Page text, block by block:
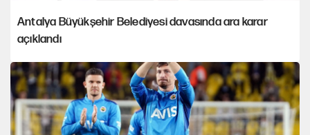
Antalya Büyükşehir Belediyesi davasında ara karar
açıklandı